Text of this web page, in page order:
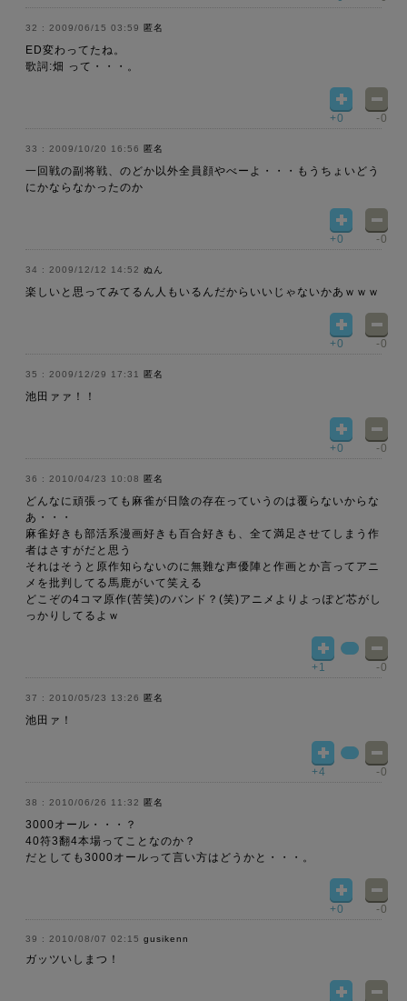
2009/06/15 03:59 匿名
ED変わってたね。
歌詞:畑 って・・・。
+0 -0
2009/10/20 16:56 匿名
一回戦の副将戦、のどか以外全員顔やべーよ・・・もうちょいどう
にかならなかったのか
+0 -0
2009/12/12 14:52 ぬん
楽しいと思ってみてるん人もいるんだからいいじゃないかあｗｗｗ
+0 -0
2009/12/29 17:31 匿名
池田ァァ！！
+0 -0
2010/04/23 10:08 匿名
どんなに頑張っても麻雀が日陰の存在っていうのは覆らないからな
あ・・・
麻雀好きも部活系漫画好きも百合好きも、全て満足させてしまう作
者はさすがだと思う
それはそうと原作知らないのに無難な声優陣と作画とか言ってアニ
メを批判してる馬鹿がいて笑える
どこぞの4コマ原作(苦笑)のバンド？(笑)アニメよりよっぽど芯がし
っかりしてるよｗ
+1 -0
2010/05/23 13:26 匿名
池田ァ！
+4 -0
2010/06/26 11:32 匿名
3000オール・・・？
40符3翻4本場ってことなのか？
だとしても3000オールって言い方はどうかと・・・。
+0 -0
2010/08/07 02:15 gusikenn
ガッツいしまつ！